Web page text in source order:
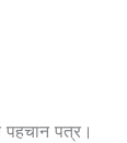
पहचान पत्र।